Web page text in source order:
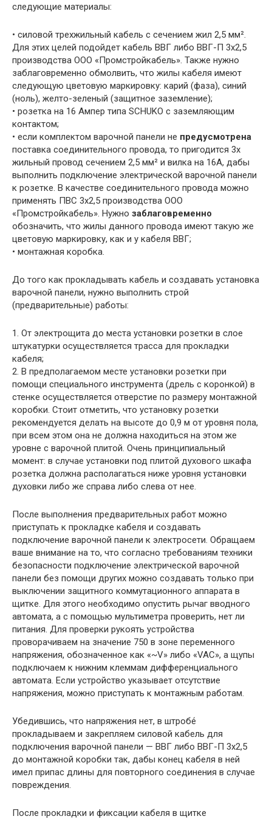
следующие материалы:
• силовой трехжильный кабель с сечением жил 2,5 мм².
Для этих целей подойдет кабель ВВГ либо ВВГ-П 3х2,5
производства ООО «Промстройкабель». Также нужно
заблаговременно обмолвить, что жилы кабеля имеют
следующую цветовую маркировку: карий (фаза), синий
(ноль), желто-зеленый (защитное заземление);
• розетка на 16 Ампер типа SCHUKO с заземляющим
контактом;
• если комплектом варочной панели не предусмотрена
поставка соединительного провода, то пригодится 3х
жильный провод сечением 2,5 мм² и вилка на 16А, дабы
выполнить подключение электрической варочной панели
к розетке. В качестве соединительного провода можно
применять ПВС 3х2,5 производства ООО
«Промстройкабель». Нужно заблаговременно
обозначить, что жилы данного провода имеют такую же
цветовую маркировку, как и у кабеля ВВГ;
• монтажная коробка.
До того как прокладывать кабель и создавать установка
варочной панели, нужно выполнить строй
(предварительные) работы:
1. От электрощита до места установки розетки в слое
штукатурки осуществляется трасса для прокладки
кабеля;
2. В предполагаемом месте установки розетки при
помощи специального инструмента (дрель с коронкой) в
стенке осуществляется отверстие по размеру монтажной
коробки. Стоит отметить, что установку розетки
рекомендуется делать на высоте до 0,9 м от уровня пола,
при всем этом она не должна находиться на этом же
уровне с варочной плитой. Очень принципиальный
момент: в случае установки под плитой духового шкафа
розетка должна располагаться ниже уровня установки
духовки либо же справа либо слева от нее.
После выполнения предварительных работ можно
приступать к прокладке кабеля и создавать
подключение варочной панели к электросети. Обращаем
ваше внимание на то, что согласно требованиям техники
безопасности подключение электрической варочной
панели без помощи других можно создавать только при
выключении защитного коммутационного аппарата в
щитке. Для этого необходимо опустить рычаг вводного
автомата, а с помощью мультиметра проверить, нет ли
питания. Для проверки рукоять устройства
проворачиваем на значение 750 в зоне переменного
напряжения, обозначенное как «~V» либо «VAC», а щупы
подключаем к нижним клеммам дифференциального
автомата. Если устройство указывает отсутствие
напряжения, можно приступать к монтажным работам.
Убедившись, что напряжения нет, в штробе́
прокладываем и закрепляем силовой кабель для
подключения варочной панели — ВВГ либо ВВГ-П 3х2,5
до монтажной коробки так, дабы конец кабеля в ней
имел припас длины для повторного соединения в случае
повреждения.
После прокладки и фиксации кабеля в щитке